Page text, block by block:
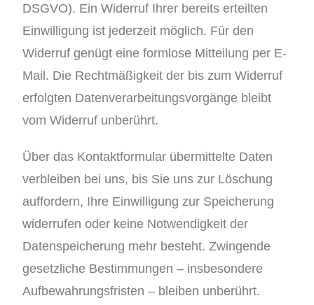
DSGVO). Ein Widerruf Ihrer bereits erteilten
Einwilligung ist jederzeit möglich. Für den
Widerruf genügt eine formlose Mitteilung per E-
Mail. Die Rechtmäßigkeit der bis zum Widerruf
erfolgten Datenverarbeitungsvorgänge bleibt
vom Widerruf unberührt.
Über das Kontaktformular übermittelte Daten
verbleiben bei uns, bis Sie uns zur Löschung
auffordern, Ihre Einwilligung zur Speicherung
widerrufen oder keine Notwendigkeit der
Datenspeicherung mehr besteht. Zwingende
gesetzliche Bestimmungen – insbesondere
Aufbewahrungsfristen – bleiben unberührt.